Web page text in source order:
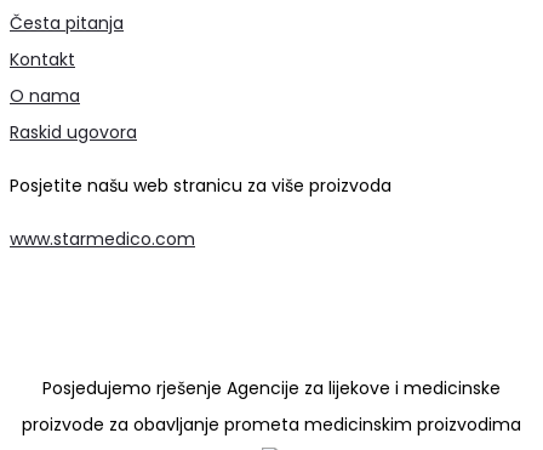
Česta pitanja
Kontakt
O nama
Raskid ugovora
Posjetite našu web stranicu za više proizvoda
www.starmedico.com
Posjedujemo rješenje Agencije za lijekove i medicinske
proizvode za obavljanje prometa medicinskim proizvodima